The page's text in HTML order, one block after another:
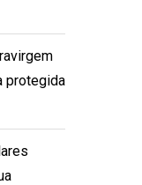
protegida